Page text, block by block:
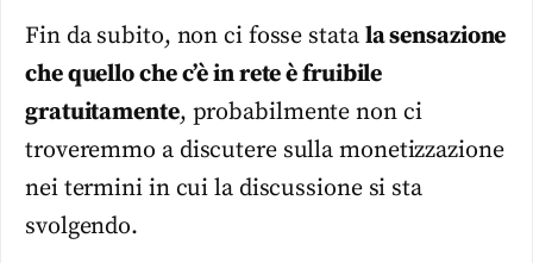
Fin da subito, non ci fosse stata la sensazione
che quello che c’è in rete è fruibile
gratuitamente, probabilmente non ci
troveremmo a discutere sulla monetizzazione
nei termini in cui la discussione si sta
svolgendo.